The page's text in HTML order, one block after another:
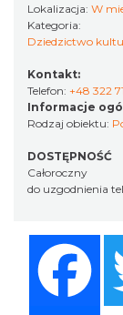
Lokalizacja: W
Kategoria:
Dziedzictwo
Kontakt:
Telefon: +48 322
Informacje
Rodzaj obiektu:
DOSTĘPNOŚĆ
Całoroczny
do uzgodnienia